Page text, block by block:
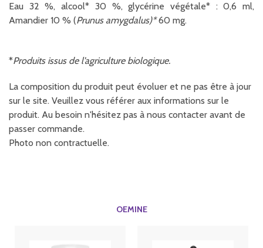
Eau 32 %, alcool* 30 %, glycérine végétale* : 0,6 ml,
Amandier 10 % (Prunus amygdalus)*60 mg.
*Produits issus de l’agriculture biologique.
La composition du produit peut évoluer et ne pas être à jour
sur le site. Veuillez vous référer aux informations sur le
produit. Au besoin n'hésitez pas à nous contacter avant de
passer commande.
Photo non contractuelle.
OEMINE